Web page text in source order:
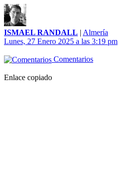
ISMAEL RANDALL | Almería
Lunes, 27 Enero 2025 a las 3:19 pm
Comentarios
Enlace copiado